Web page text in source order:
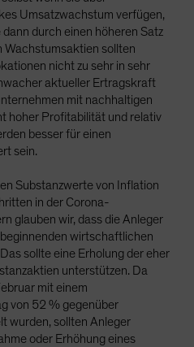
Umsatzwachstum verfügen,
durch einen höheren Satz
Wachstumsaktien sollten
nicht zu sehr in sehr
aktueller Ertragskraft
mit nachhaltigen
hoher Profitabilität und relativ
besser für einen
sein.
Substanzwerte von Inflation
in der Corona-
glauben wir, dass die Anleger
wirtschaftlichen
sollte eine Erholung der eher
unterstützen. Da
mit einem
von 52 % gegenüber
wurden, sollten Anleger
oder Erhöhung eines